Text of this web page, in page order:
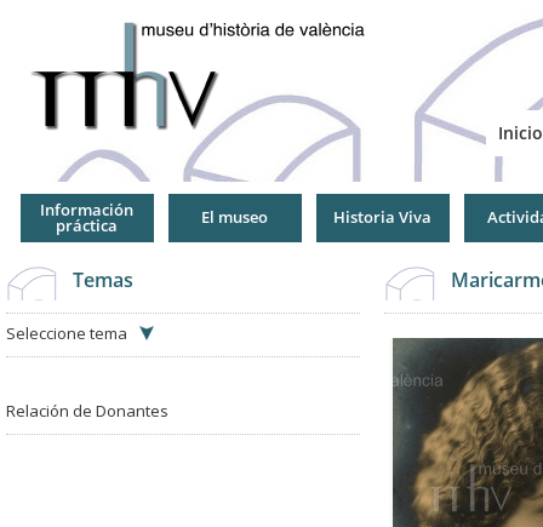
Inicio
Información
práctica El museo Historia Viva
Temas
Seleccione tema
Relación de Donantes